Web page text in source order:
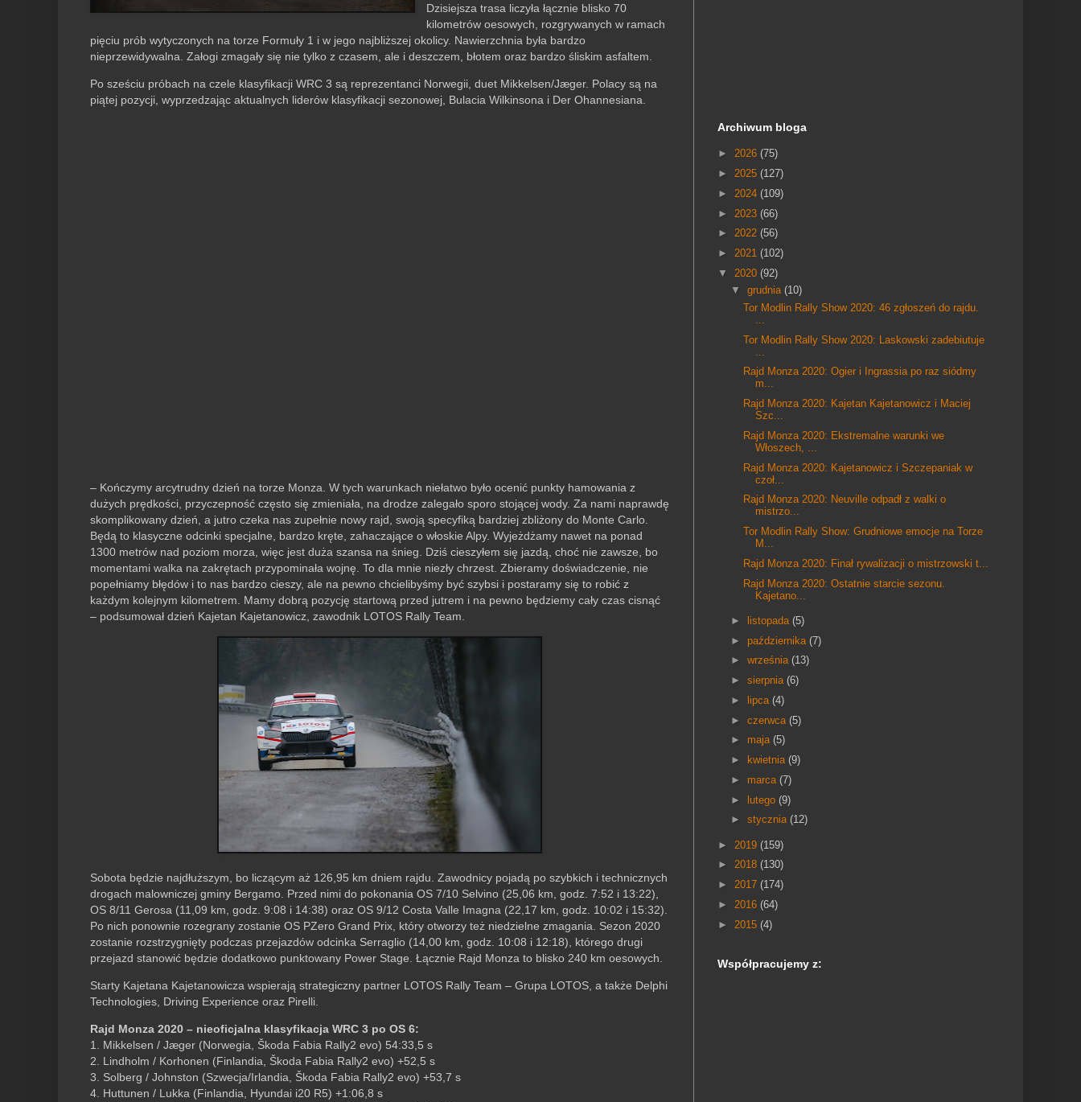
Dzisiejsza trasa liczyła łącznie blisko 70
kilometrów oesowych, rozgrywanych w ramach
pięciu prób wytyczonych na torze Formuły 1 i w jego najbliższej okolicy. Nawierzchnia była bardzo
nieprzewidywalna. Załogi zmagały się nie tylko z czasem, ale i deszczem, błotem oraz bardzo śliskim asfaltem.
Po sześciu próbach na czele klasyfikacji WRC 3 są reprezentanci Norwegii, duet Mikkelsen/Jæger. Polacy są na
piątej pozycji, wyprzedzając aktualnych liderów klasyfikacji sezonowej, Bulacia Wilkinsona i Der Ohannesiana.
– Kończymy arcytrudny dzień na torze Monza. W tych warunkach niełatwo było ocenić punkty hamowania z
dużych prędkości, przyczepność często się zmieniała, na drodze zalegało sporo stojącej wody. Za nami naprawdę
skomplikowany dzień, a jutro czeka nas zupełnie nowy rajd, swoją specyfiką bardziej zbliżony do Monte Carlo.
Będą to klasyczne odcinki specjalne, bardzo kręte, zahaczające o włoskie Alpy. Wyjeżdżamy nawet na ponad
1300 metrów nad poziom morza, więc jest duża szansa na śnieg. Dziś cieszyłem się jazdą, choć nie zawsze, bo
momentami walka na zakrętach przypominała wojnę. To dla mnie niezły chrzest. Zbieramy doświadczenie, nie
popełniamy błędów i to nas bardzo cieszy, ale na pewno chcielibyśmy być szybsi i postaramy się to robić z
każdym kolejnym kilometrem. Mamy dobrą pozycję startową przed jutrem i na pewno będziemy cały czas cisnąć
– podsumował dzień Kajetan Kajetanowicz, zawodnik LOTOS Rally Team.
Sobota będzie najdłuższym, bo liczącym aż 126,95 km dniem rajdu. Zawodnicy pojadą po szybkich i technicznych
drogach malowniczej gminy Bergamo. Przed nimi do pokonania OS 7/10 Selvino (25,06 km, godz. 7:52 i 13:22),
OS 8/11 Gerosa (11,09 km, godz. 9:08 i 14:38) oraz OS 9/12 Costa Valle Imagna (22,17 km, godz. 10:02 i 15:32).
Po nich ponownie rozegrany zostanie OS PZero Grand Prix, który otworzy też niedzielne zmagania. Sezon 2020
zostanie rozstrzygnięty podczas przejazdów odcinka Serraglio (14,00 km, godz. 10:08 i 12:18), którego drugi
przejazd stanowić będzie dodatkowo punktowany Power Stage. Łącznie Rajd Monza to blisko 240 km oesowych.
Starty Kajetana Kajetanowicza wspierają strategiczny partner LOTOS Rally Team – Grupa LOTOS, a także Delphi
Technologies, Driving Experience oraz Pirelli.
Rajd Monza 2020 – nieoficjalna klasyfikacja WRC 3 po OS 6:
1. Mikkelsen / Jæger (Norwegia, Škoda Fabia Rally2 evo) 54:33,5 s
2. Lindholm / Korhonen (Finlandia, Škoda Fabia Rally2 evo) +52,5 s
3. Solberg / Johnston (Szwecja/Irlandia, Škoda Fabia Rally2 evo) +53,7 s
4. Huttunen / Lukka (Finlandia, Hyundai i20 R5) +1:06,8 s
Archiwum bloga
► 2026 (75)
► 2025 (127)
► 2024 (109)
► 2023 (66)
► 2022 (56)
► 2021 (102)
▼ 2020 (92)
▼ grudnia (10)
Tor Modlin Rally Show 2020: 46 zgłoszeń do rajdu.
Tor Modlin Rally Show 2020: Laskowski zadebiutuje
Rajd Monza 2020: Ogier i Ingrassia po raz siódmy
m...
Rajd Monza 2020: Kajetan Kajetanowicz i Maciej
Szc...
Rajd Monza 2020: Ekstremalne warunki we
Włoszech, ...
Rajd Monza 2020: Kajetanowicz i Szczepaniak w
czoł...
Rajd Monza 2020: Neuville odpadł z walki o
mistrzo...
Tor Modlin Rally Show: Grudniowe emocje na Torze
M...
Rajd Monza 2020: Finał rywalizacji o mistrzowski t...
Rajd Monza 2020: Ostatnie starcie sezonu.
Kajetano...
► listopada (5)
► października (7)
► września (13)
► sierpnia (6)
►
lipca (4)
► czerwca (5)
► maja (5)
►
kwietnia (9)
► marca (7)
► lutego (9)
► stycznia (12)
► 2019 (159)
► 2018 (130)
► 2017 (174)
► 2016 (64)
► 2015 (4)
Współpracujemy z: